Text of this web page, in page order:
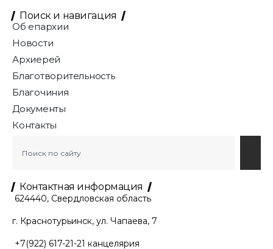
Поиск и навигация
Об епархии
Новости
Архиерей
Благотворительность
Благочиния
Документы
Контакты
Контактная информация
624440, Свердловская область
г. Краснотурьинск, ул. Чапаева, 7
+7(922) 617-21-21 канцелярия